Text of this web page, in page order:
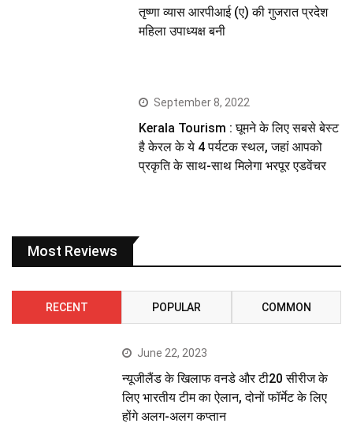
तृष्णा व्यास आरपीआई (ए) की गुजरात प्रदेश
महिला उपाध्यक्ष बनी
September 8, 2022
Kerala Tourism : घूमने के लिए सबसे बेस्ट
है केरल के ये 4 पर्यटक स्थल, जहां आपको
प्रकृति के साथ-साथ मिलेगा भरपूर एडवेंचर
Most Reviews
RECENT POPULAR COMMON
June 22, 2023
न्यूजीलैंड के खिलाफ वनडे और टी20 सीरीज के
लिए भारतीय टीम का ऐलान, दोनों फॉर्मेट के लिए
होंगे अलग-अलग कप्तान